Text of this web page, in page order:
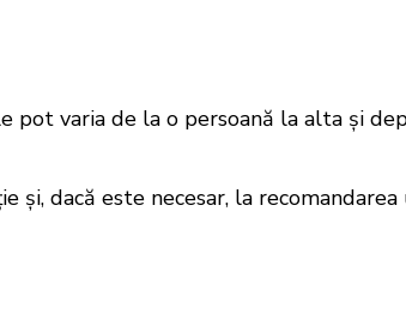
varia de la o persoană la alta și
dacă este necesar, la recomandarea